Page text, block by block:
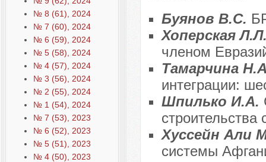
№ 8 (61), 2024
№ 7 (60), 2024
№ 6 (59), 2024
№ 5 (58), 2024
№ 4 (57), 2024
№ 3 (56), 2024
№ 2 (55), 2024
№ 1 (54), 2024
№ 7 (53), 2023
№ 6 (52), 2023
№ 5 (51), 2023
№ 4 (50), 2023
Буянов В.С.
Хоперская
членом
Тамарчина
интеграции:
Шпилько И.А.
строительства
Хуссейн Али
системы